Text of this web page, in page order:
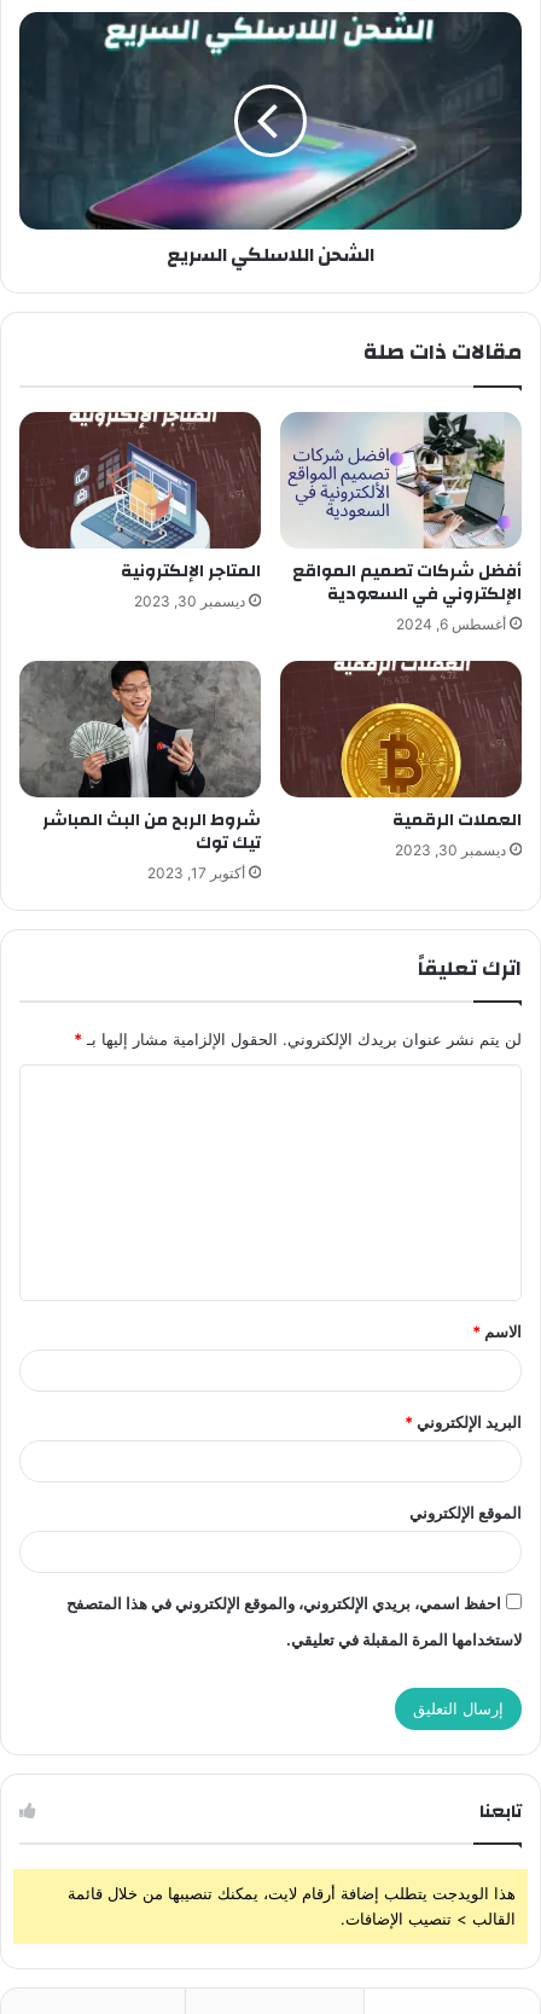
الشحن اللاسلكي السريع
مقالات ذات صلة
أفضل شركات تصميم المواقع
الإلكتروني في السعودية
أغسطس 6, 2024
المتاجر الإلكترونية
ديسمبر 30, 2023
العملات الرقمية
ديسمبر 30, 2023
شروط الربح من البث المباشر
تيك توك
أكتوبر 17, 2023
اترك تعليقاً
لن يتم نشر عنوان بريدك الإلكتروني. الحقول الإلزامية مشار إليها بـ *
ق
*
الاسم *
البريد الإلكتروني*
الموقع الإلكتروني
احفظ اسمي، بريدي الإلكتروني، والموقع الإلكتروني في هذا المتصفح
لاستخدامها المرة المقبلة في تعليقي.
تابعنا
هذا الويدجت يتطلب إضافة أرقام لايت، يمكنك تنصيبها من خلال قائمة
القالب > تنصيب الإضافات.